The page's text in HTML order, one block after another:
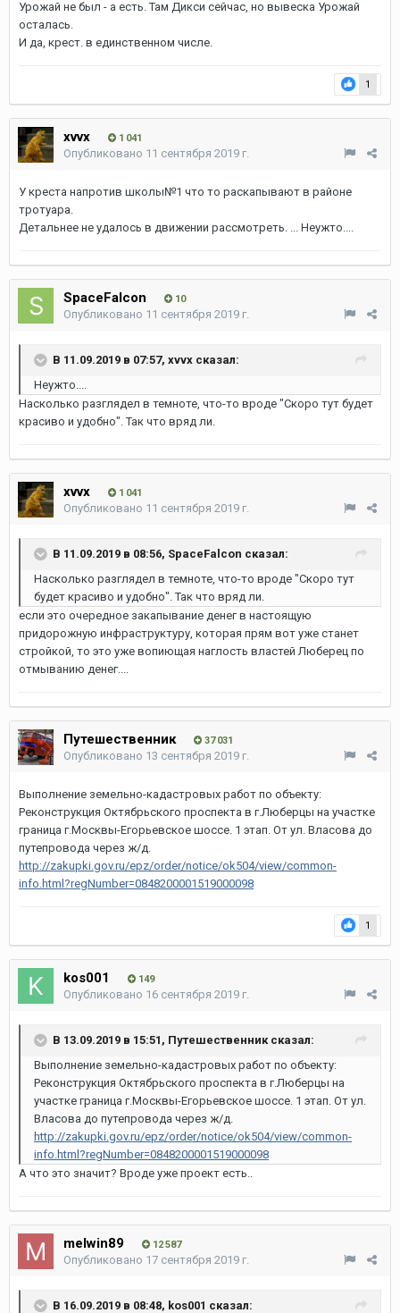
Урожай не был - а есть. Там Дикси сейчас, но вывеска Урожай
осталась.
И да, крест. в единственном числе.
1
xvvx 1 041
Опубликовано 11 сентября 2019 г.
У креста напротив школы№1 что то раскапывают в районе
тротуара.
Детальнее не удалось в движении рассмотреть. ... Неужто....
SpaceFalcon 10
Опубликовано 11 сентября 2019 г.
В 11.09.2019 в 07:57, xvvx сказал:
Неужто....
Насколько разглядел в темноте, что-то вроде "Скоро тут будет
красиво и удобно". Так что вряд ли.
xvvx 1 041
Опубликовано 11 сентября 2019 г.
В 11.09.2019 в 08:56, SpaceFalcon сказал:
Насколько разглядел в темноте, что-то вроде "Скоро тут
будет красиво и удобно". Так что вряд ли.
если это очередное закапывание денег в настоящую
придорожную инфраструктуру, которая прям вот уже станет
стройкой, то это уже вопиющая наглость властей Люберец по
отмыванию денег....
Путешественник 37 031
Опубликовано 13 сентября 2019 г.
Выполнение земельно-кадастровых работ по объекту:
Реконструкция Октябрьского проспекта в г.Люберцы на участке
граница г.Москвы-Егорьевское шоссе. 1 этап. От ул. Власова до
путепровода через ж/д.
http://zakupki.gov.ru/epz/order/notice/ok504/view/common-
info.html?regNumber=0848200001519000098
1
kos001 149
Опубликовано 16 сентября 2019 г.
В 13.09.2019 в 15:51, Путешественник сказал:
Выполнение земельно-кадастровых работ по объекту:
Реконструкция Октябрьского проспекта в г.Люберцы на
участке граница г.Москвы-Егорьевское шоссе. 1 этап. От ул.
Власова до путепровода через ж/д.
http://zakupki.gov.ru/epz/order/notice/ok504/view/common-
info.html?regNumber=0848200001519000098
А что это значит? Вроде уже проект есть..
melwin89 12 587
Опубликовано 17 сентября 2019 г.
В 16.09.2019 в 08:48, kos001 сказал: